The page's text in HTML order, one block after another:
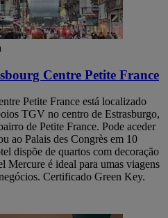
Centre Petite France
Petite France está localizado
TGV no centro de Estrasburgo,
de Petite France. Pode aceder
ao Palais des Congrès em 10
dispõe de quartos com decoração
Mercure é ideal para umas viagens
Certificado Green Key.